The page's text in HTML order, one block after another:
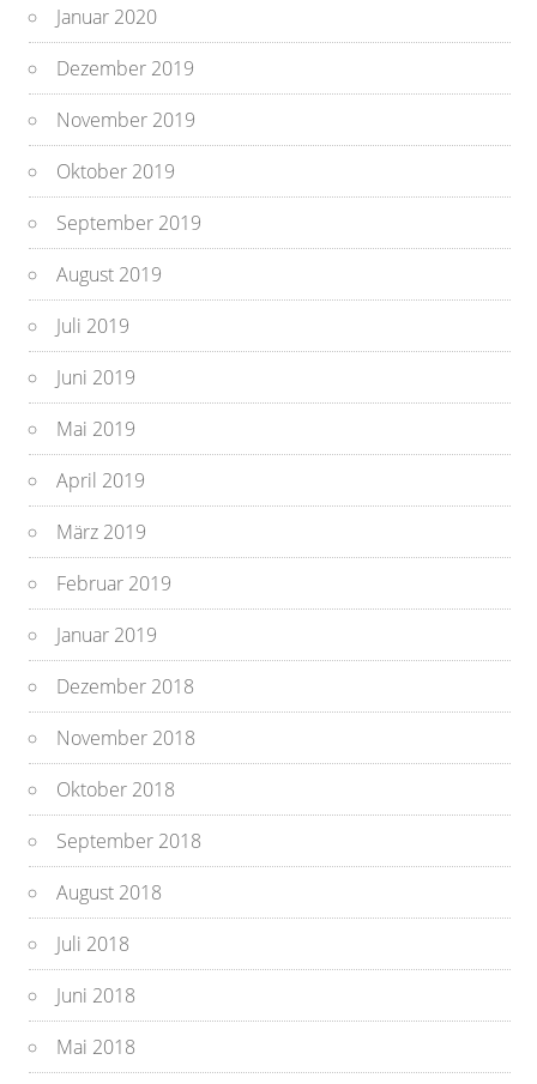
Januar 2020
Dezember 2019
November 2019
Oktober 2019
September 2019
August 2019
Juli 2019
Juni 2019
Mai 2019
April 2019
März 2019
Februar 2019
Januar 2019
Dezember 2018
November 2018
Oktober 2018
September 2018
August 2018
Juli 2018
Juni 2018
Mai 2018